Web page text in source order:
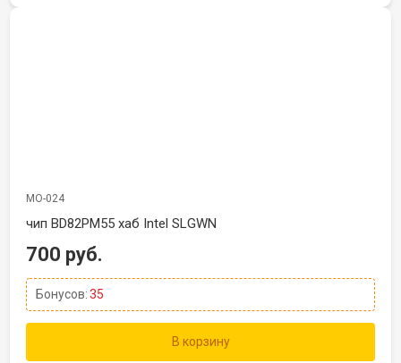
МО-024
чип BD82PM55 хаб Intel SLGWN
700 руб.
Бонусов:35
В корзину